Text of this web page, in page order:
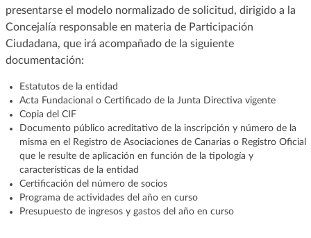
presentarse el modelo normalizado de solicitud, dirigido a la
Concejalía responsable en materia de Participación
Ciudadana, que irá acompañado de la siguiente
documentación:
Estatutos de la entidad
Acta Fundacional o Certificado de la Junta Directiva vigente
Copia del CIF
Documento público acreditativo de la inscripción y número de la
misma en el Registro de Asociaciones de Canarias o Registro Oficial
que le resulte de aplicación en función de la tipología y
características de la entidad
Certificación del número de socios
Programa de actividades del año en curso
Presupuesto de ingresos y gastos del año en curso